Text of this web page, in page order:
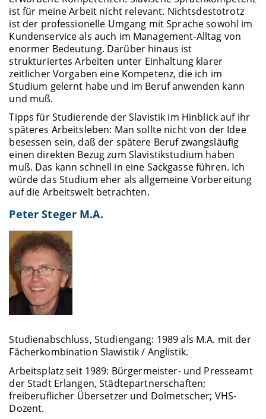
ist für meine Arbeit nicht relevant. Nichtsdestotrotz
ist der professionelle Umgang mit Sprache sowohl im
Kundenservice als auch im Management-Alltag von
enormer Bedeutung. Darüber hinaus ist
strukturiertes Arbeiten unter Einhaltung klarer
zeitlicher Vorgaben eine Kompetenz, die ich im
Studium gelernt habe und im Beruf anwenden kann
und muß.
Tipps für Studierende der Slavistik im Hinblick auf ihr
späteres Arbeitsleben: Man sollte nicht von der Idee
besessen sein, daß der spätere Beruf zwangsläufig
einen direkten Bezug zum Slavistikstudium haben
muß. Das kann schnell in eine Sackgasse führen. Ich
würde das Studium eher als allgemeine Vorbereitung
auf die Arbeitswelt betrachten.
Peter Steger M.A.
Studienabschluss, Studiengang: 1989 als M.A. mit der
Fächerkombination Slawistik / Anglistik.
Arbeitsplatz seit 1989: Bürgermeister- und Presseamt
der Stadt Erlangen, Städtepartnerschaften;
freiberuflicher Übersetzer und Dolmetscher; VHS-
Dozent.